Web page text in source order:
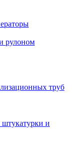
рулоном
труб
штукатурки и